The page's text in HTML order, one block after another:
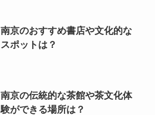
南京のおすすめ書店や文化的な
スポットは？
南京の伝統的な茶館や茶文化体
験ができる場所は？